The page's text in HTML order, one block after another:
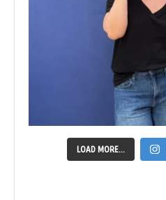
LOAD MORE...